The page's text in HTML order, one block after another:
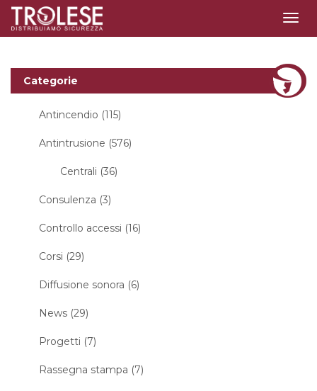
Categorie
Antincendio (115)
Antintrusione (576)
Centrali (36)
Consulenza (3)
Controllo accessi (16)
Corsi (29)
Diffusione sonora (6)
News (29)
Progetti (7)
Rassegna stampa (7)